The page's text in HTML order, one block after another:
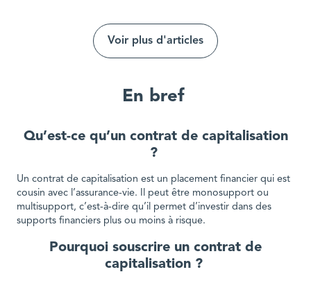
Voir plus d'articles
En bref
Qu’est-ce qu’un contrat de capitalisation
?
Un contrat de capitalisation est un placement financier qui est
cousin avec l’assurance-vie. Il peut être monosupport ou
multisupport, c’est-à-dire qu’il permet d’investir dans des
supports financiers plus ou moins à risque.
Pourquoi souscrire un contrat de
capitalisation ?